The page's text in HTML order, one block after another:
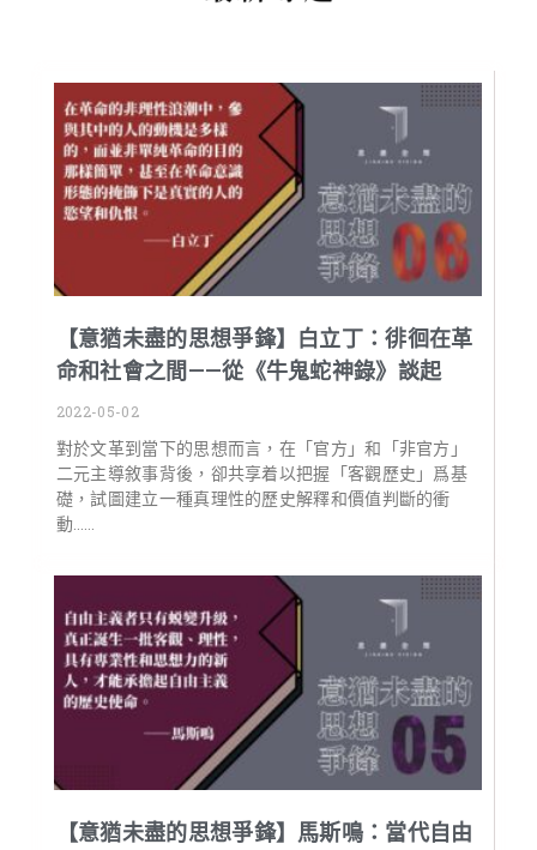
【意猶未盡的思想爭鋒】白立丁：徘徊在革
命和社會之間——從《牛鬼蛇神錄》談起
2022-05-02
對於文革到當下的思想而言，在「官方」和「非官方」
二元主導敘事背後，卻共享着以把握「客觀歷史」爲基
礎，試圖建立一種真理性的歷史解釋和價值判斷的衝
動……
【意猶未盡的思想爭鋒】馬斯鳴：當代自由